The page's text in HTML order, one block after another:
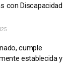
con Discapacidad
cumple
establecida y